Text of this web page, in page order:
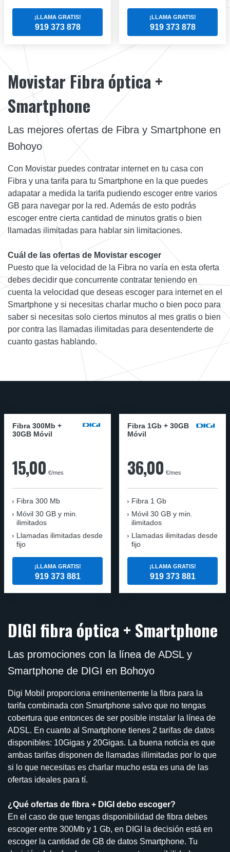
¡LLAMA GRATIS!
919 373 878
¡LLAMA GRATIS!
919 373 878
Movistar Fibra óptica +
Smartphone
Las mejores ofertas de Fibra y Smartphone en
Bohoyo
Con Movistar puedes contratar internet en tu casa con
Fibra y una tarifa para tu Smartphone en la que puedes
adapatar a medida la tarifa pudiendo escoger entre varios
GB para navegar por la red. Además de esto podrás
escoger entre cierta cantidad de minutos gratis o bien
llamadas ilimitadas para hablar sin limitaciones.
Cuál de las ofertas de Movistar escoger
Puesto que la velocidad de la Fibra no varía en esta oferta
debes decidir que concurrente contratar teniendo en
cuenta la velocidad que deseas escoger para internet en el
Smartphone y si necesitas charlar mucho o bien poco para
saber si necesitas solo ciertos minutos al mes gratis o bien
por contra las llamadas ilimitadas para desentenderte de
cuanto gastas hablando.
Fibra 300Mb +
30GB Móvil
15,00 €/mes
Fibra 300 Mb
Móvil 30 GB y min.
ilimitados
Llamadas ilimitadas desde
fijo
¡LLAMA GRATIS!
919 373 881
Fibra 1Gb + 30GB
Móvil
36,00 €/mes
Fibra 1 Gb
Móvil 30 GB y min.
ilimitados
Llamadas ilimitadas desde
fijo
¡LLAMA GRATIS!
919 373 881
DIGI fibra óptica + Smartphone
Las promociones con la línea de ADSL y
Smartphone de DIGI en Bohoyo
Digi Mobil proporciona eminentemente la fibra para la
tarifa combinada con Smartphone salvo que no tengas
cobertura que entonces de ser posible instalar la línea de
ADSL. En cuanto al Smartphone tienes 2 tarifas de datos
disponibles: 10Gigas y 20Gigas. La buena noticia es que
ambas tarifas disponen de llamadas illimitadas por lo que
si lo que necesitas es charlar mucho esta es una de las
ofertas ideales para tí.
¿Qué ofertas de fibra + DIGI debo escoger?
En el caso de que tengas disponibilidad de fibra debes
escoger entre 300Mb y 1 Gb, en DIGI la decisión está en
escoger la cantidad de GB de datos Smartphone. Tu